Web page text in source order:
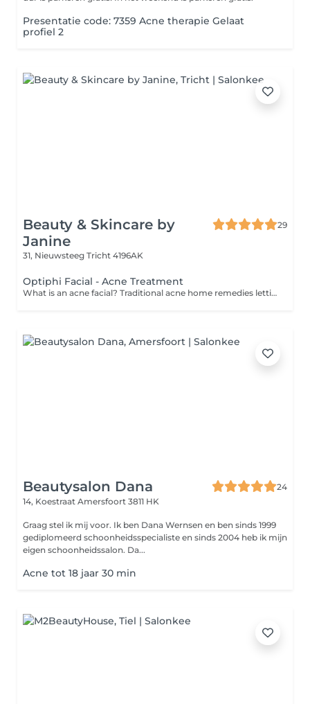
Presentatie code: 7359 Acne therapie Gelaat
profiel 2
Beauty & Skincare by
Janine
29
31, Nieuwsteeg Tricht 4196AK
Optiphi Facial - Acne Treatment
What is an acne facial? Traditional acne home remedies letting you down? Trust in the professionals to use expertise and advanced techniques to reduce acne breakouts and calm inflamed skin. What can I expect? Acne facials usually begin with a consultation with a trained dermatologist. Typically, your face will be thoroughly cleansed, exfoliated and dirt and debris will be extracted from clogged pores. Products such as glycolic acid, salicylic acid or facial peels may be used to remove dead skin cells and regenerate the skin's surface. What are the benefits? An acne facial can reduce redness and inflammation and also help prevent future breakouts of acne. You can look forward to improved skin texture, a more even skin tone and, most importantly, increased confidence in your complexion.
Beautysalon Dana
24
14, Koestraat Amersfoort 3811 HK
Graag stel ik mij voor. Ik ben Dana Wernsen en ben sinds 1999
gediplomeerd schoonheidsspecialiste en sinds 2004 heb ik mijn
eigen schoonheidssalon. Da...
Acne tot 18 jaar 30 min